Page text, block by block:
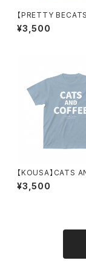
【PRETTY
ROM CHAOS Tシャ
¥3,500
【KOUSA】CATS
E オーガニックコット
(BL)
¥3,500